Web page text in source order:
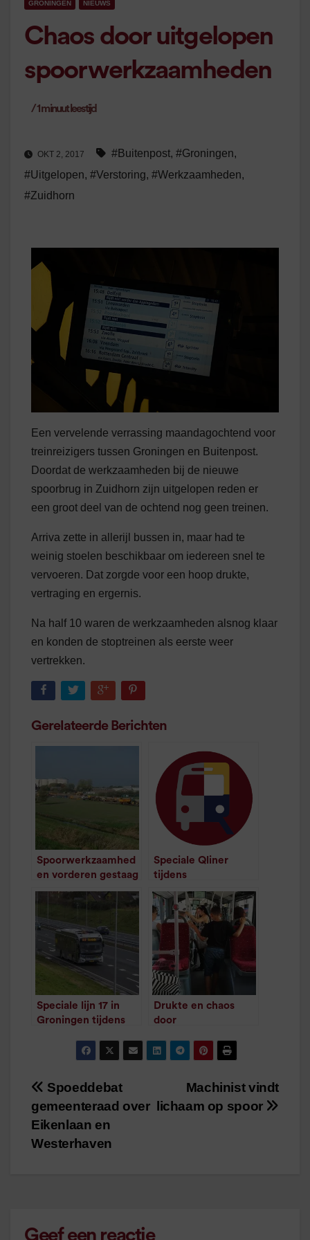
GRONINGEN NIEUWS
Chaos door uitgelopen
spoorwerkzaamheden
/1 minuut leestijd
OKT 2, 2017 #Buitenpost, #Groningen,
#Uitgelopen, #Verstoring, #Werkzaamheden,
#Zuidhorn
Een vervelende verrassing maandagochtend voor
treinreizigers tussen Groningen en Buitenpost.
Doordat de werkzaamheden bij de nieuwe
spoorbrug in Zuidhorn zijn uitgelopen reden er
een groot deel van de ochtend nog geen treinen.
Arriva zette in allerijl bussen in, maar had te
weinig stoelen beschikbaar om iedereen snel te
vervoeren. Dat zorgde voor een hoop drukte,
vertraging en ergernis.
Na half 10 waren de werkzaamheden alsnog klaar
en konden de stoptreinen als eerste weer
vertrekken.
Gerelateerde Berichten
Spoorwerkzaamhed
en vorderen gestaag
leestijd
Speciale Qliner
tijdens
spoorwerkzaamhede
n
/1minuut leestijd
Speciale lijn 17 in
Groningen tijdens
minuut leestijd
Drukte en chaos
door
ng
/ 1minuut leestijd
Bericht
navigatie
Machinist vindt
lichaam op spoor
Spoeddebat
gemeenteraad over
Eikenlaan en
Westerhaven
Geef een reactie